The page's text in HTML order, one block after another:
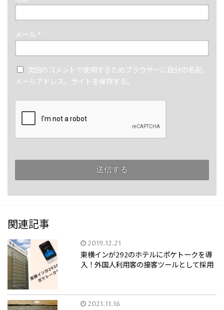
メール *
次回のコメントで使用するためブラウザーに自分の名前、
メールアドレス、サイトを保存する。
関連記事
2019.12.21
東横インが292のホテルにポケトークを導
入！外国人利用客の接客ツールとして採用
2021.11.16